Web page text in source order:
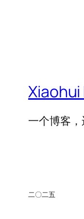
一个博客
二〇二五